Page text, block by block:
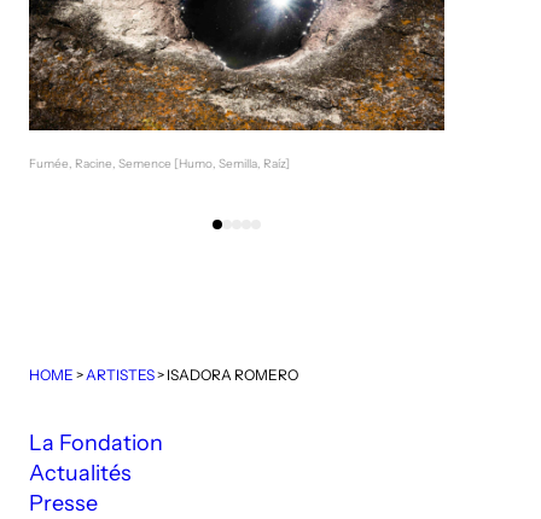
Fumée, Racine, Semence [Humo, Semilla, Raíz]
HOME >ARTISTES> ISADORA ROMERO
La Fondation
Actualités
Presse